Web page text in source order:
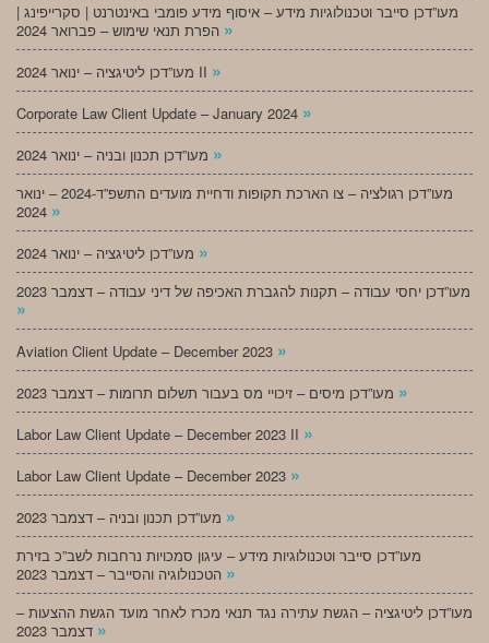
מעו”דכן סייבר וטכנולוגיות מידע – איסוף מידע פומבי באינטרנט | סקרייפינג |
»
מעו”דכן ליטיגציה – ינואר 2024 II »
Corporate Law Client Update – January 2024 »
»
מעו”דכן רגולציה – צו הארכת תקופות ודחיית מועדים התשפ”ד-2024 – ינואר
»
»
מעו”דכן יחסי עבודה – תקנות להגברת האכיפה של דיני עבודה – דצמבר 2023
»
Aviation Client Update – December 2023 »
»
Labor Law Client Update – December 2023 II »
Labor Law Client Update – December 2023 »
»
מעו”דכן סייבר וטכנולוגיות מידע – עיגון סמכויות נרחבות לשב”כ בזירת
»
מעו”דכן ליטיגציה – הגשת עתירה נגד תנאי מכרז לאחר מועד הגשת ההצעות –
»